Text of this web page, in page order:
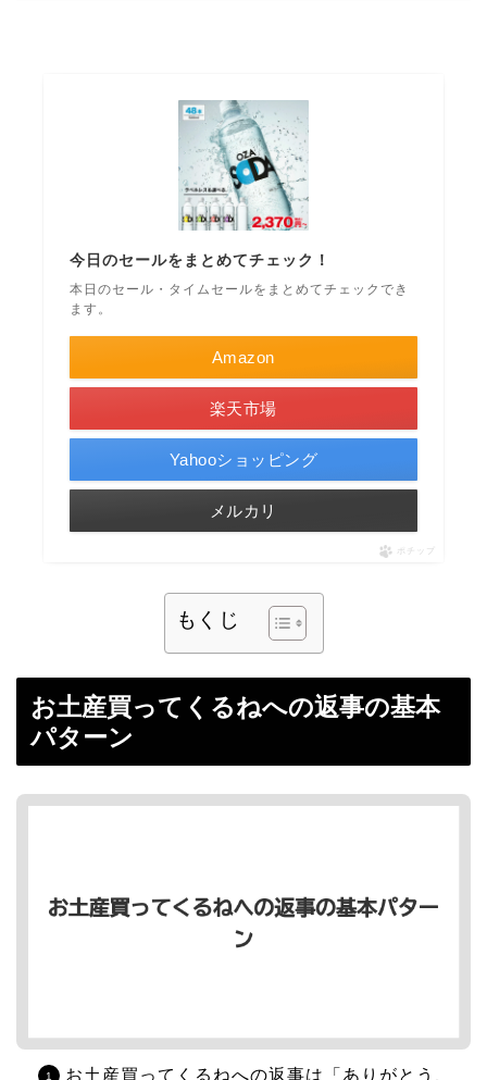
今日のセールをまとめてチェック！
本日のセール・タイムセールをまとめてチェックでき
ます。
Amazon
楽天市場
Yahooショッピング
メルカリ
ポチップ
もくじ
お土産買ってくるねへの返事の基本
パターン
お土産買ってくるねへの返事は「ありがとう、